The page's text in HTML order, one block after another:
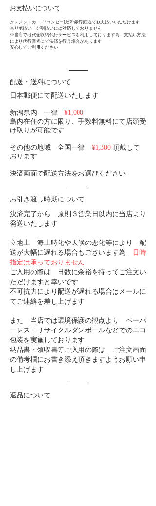
お支払いについて
クレジットカード/コンビニ決済/銀行振込でお支払いいただけます
​※リボ払い・分割払いには対応しておりません
※当店では代金収納代行サービスを利用しております為 支払い方法
により代行業者にて決済を行う場合があります
安心してご利用ください
配送・送料について
日本郵便にて配送いたします
新潟県内 一律 ¥1,000
島内在住の方に限り、手数料無料にて店頭受
け取りが可能です
その他の地域 全国一律 ¥1,300 頂戴して
おります
決済画面で配送方法をお選びください
お引き渡し時期について
決済完了から 原則３営業日以内に当店より
発送いたします
立地上 海上時化や天候の悪化等により 配
送が大幅に遅れる場合もございます為​
日時
指定は承っておりません
ご入用の際は 日数に余裕を持ってご注文い
ただけますと幸いです
不可抗力により配送が遅れる場合はメールに
てご連絡を差し上げます
また 当店では環境保護の観点より ペーパ
ーレス・リサイクルダンボールなどでのエコ
包装を実施しております
納品書・領収書等ご入用の際は ご注文画面
の備考欄にお書き添え頂きますようお願い申
し上げます
​返品について